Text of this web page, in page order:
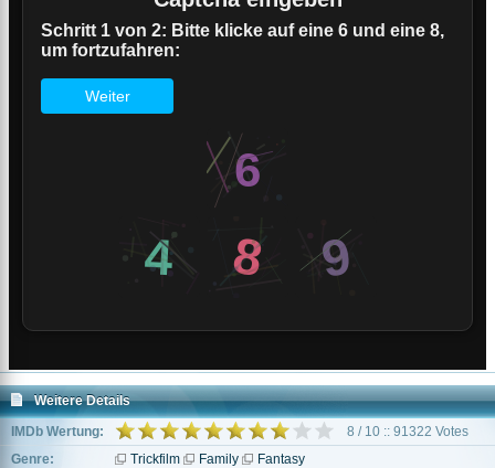
Weitere Details
IMDb Wertung:
8 / 10 :: 91322 Votes
Genre:
Trickfilm Family
Fantasy